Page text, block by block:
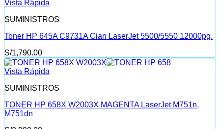
Vista Rápida
SUMINISTROS
Toner HP 645A C9731A Cian LaserJet 5500/5550 12000pg.
S/1,790.00
Vista Rápida
SUMINISTROS
TONER HP 658X W2003X MAGENTA LaserJet M751n,
M751dn